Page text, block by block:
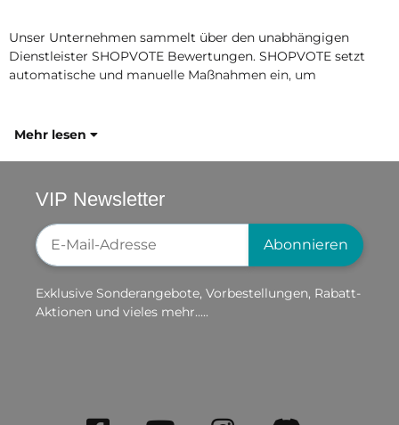
Unser Unternehmen sammelt über den unabhängigen
Dienstleister SHOPVOTE Bewertungen. SHOPVOTE setzt
automatische und manuelle Maßnahmen ein, um
Mehr lesen
VIP Newsletter
Newsletter-Registrierung
Abonnieren
Exklusive Sonderangebote, Vorbestellungen, Rabatt-
Aktionen und vieles mehr.....